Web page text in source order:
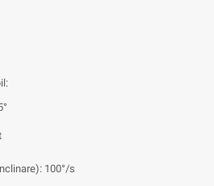
100°/s